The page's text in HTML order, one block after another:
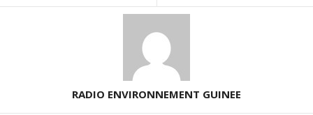
RADIO ENVIRONNEMENT GUINEE